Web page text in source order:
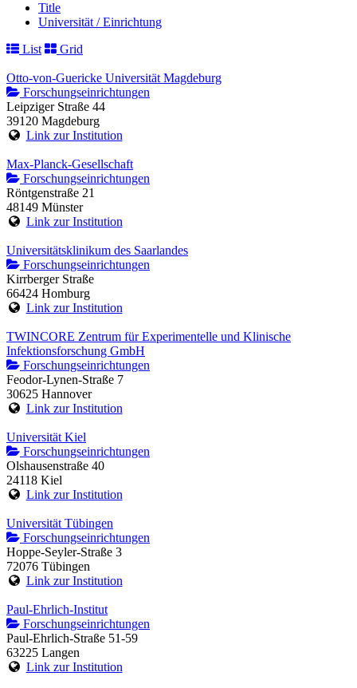
Title
Universität / Einrichtung
List
Grid
Otto-von-Guericke Universität Magdeburg
Forschungseinrichtungen
Leipziger Straße 44
39120 Magdeburg
Link zur Institution
Max-Planck-Gesellschaft
Forschungseinrichtungen
Röntgenstraße 21
48149 Münster
Link zur Institution
Universitätsklinikum des Saarlandes
Forschungseinrichtungen
Kirrberger Straße
66424 Homburg
Link zur Institution
TWINCORE Zentrum für Experimentelle und Klinische
Infektionsforschung GmbH
Forschungseinrichtungen
Feodor-Lynen-Straße 7
30625 Hannover
Link zur Institution
Universität Kiel
Forschungseinrichtungen
Olshausenstraße 40
24118 Kiel
Link zur Institution
Universität Tübingen
Forschungseinrichtungen
Hoppe-Seyler-Straße 3
72076 Tübingen
Link zur Institution
Paul-Ehrlich-Institut
Forschungseinrichtungen
Paul-Ehrlich-Straße 51-59
63225 Langen
Link zur Institution